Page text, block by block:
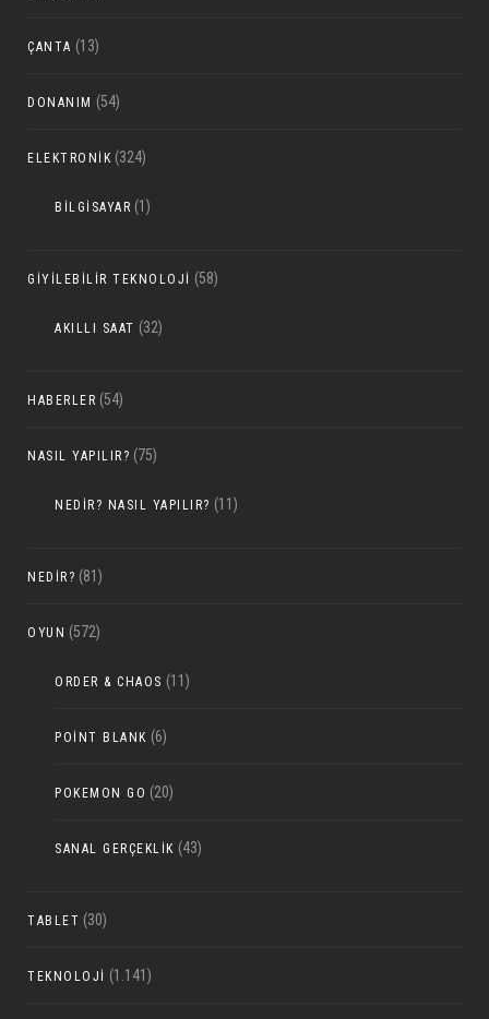
ÇANTA (13)
DONANIM (54)
ELEKTRONIK (324)
BILGISAYAR (1)
GIYILEBILIR TEKNOLOJI (58)
AKILLI SAAT (32)
HABERLER (54)
NASIL YAPILIR? (75)
NEDIR? NASIL YAPILIR? (11)
NEDIR? (81)
OYUN (572)
ORDER & CHAOS (11)
POINT BLANK (6)
POKEMON GO (20)
SANAL GERÇEKLIK (43)
TABLET (30)
TEKNOLOJI (1.141)